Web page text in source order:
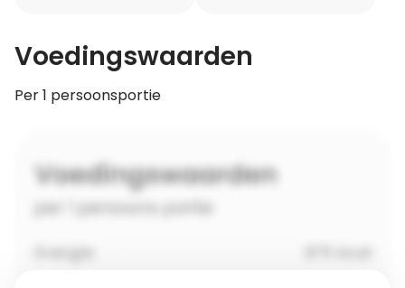
Voedingswaarden
Per 1 persoonsportie